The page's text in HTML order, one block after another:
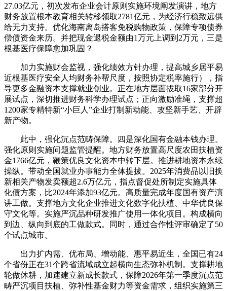
27.03亿元，初次发布企业会计原则实施环境阐发演讲，地方
财务放置根本教育相关转移领取2781亿元，为经济行稳致远供
给无力支持。优化海南离岛搭客免税购物政策，保障专项债券
偿债资金来历。并把现金退税金额由1万元上调到2万元，三是
根基医疗保障愈加巩固？
加力实施财会监视，强化绩效方针办理，提高城乡居平易
近根基医疗安全人均财务补帮尺度，按照协定税率施行），指
导更多金融资本支撑就业创业。正在地方层面拔取16家部分开
展试点，深切推进财务科学办理试点；正向激励准绳，支撑超
1200家专精特新“小巨人”企业打制新动能、攻坚新手艺、开辟
新产物。
此中，强化沉点范畴保障。四是深化国有金融本钱办理。
强化原则实施问题监管提醒。地方财务放置高尺度农田扶植资
金1766亿元，鞭策优良文化资本中转下层。推进耕地资本永续
操纵。带动全国就业办事能力全体提拔。2025年消费品以旧换
新相关产物发卖额超2.6万亿元，指点督促处所制定实施具体
化债方案，比2024年添加93亿元。高质量完成年度国有资产演
讲工做。支撑地方文化企业推进文化数字化扶植、中华优良保
守文化等。实施严沉品种研发推广使用一体化项目。构成横向
到边、纵向到底的工做款式。同时，通过合作性评审确定了50
个试点城市。
出力扩内需、优布局、增动能、惠平易近生，全国已有24
个省份正在31个跨省流域成立起横向生态弥补机制。支撑耕地
轮做休耕，加速建立新成长款式，保障2026年第一季度沉点范
畴严沉项目扶植、弥补性基金财力等资金需求，组织实施第三